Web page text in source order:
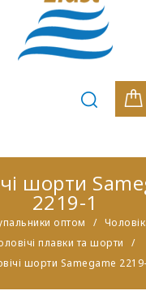
шорти
2219-1
оптом
плавки та шорти
шорти Samegame